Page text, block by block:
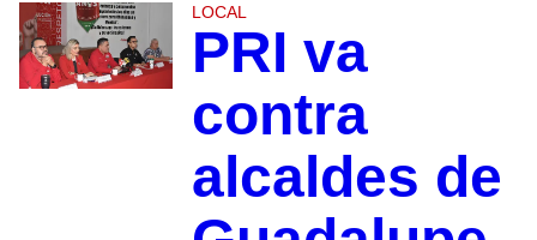
LOCAL
PRI va
contra
alcaldes de